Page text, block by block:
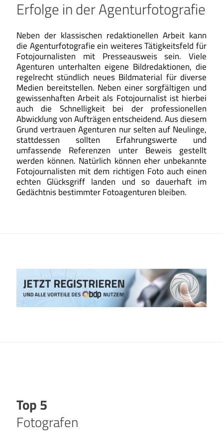
Erfolge in der Agenturfotografie
Neben der klassischen redaktionellen Arbeit kann
die Agenturfotografie ein weiteres Tätigkeitsfeld für
Fotojournalisten mit Presseausweis sein. Viele
Agenturen unterhalten eigene Bildredaktionen, die
regelrecht stündlich neues Bildmaterial für diverse
Medien bereitstellen. Neben einer sorgfältigen und
gewissenhaften Arbeit als Fotojournalist ist hierbei
auch die Schnelligkeit bei der professionellen
Abwicklung von Aufträgen entscheidend. Aus diesem
Grund vertrauen Agenturen nur selten auf Neulinge,
stattdessen sollten Erfahrungswerte und
umfassende Referenzen unter Beweis gestellt
werden können. Natürlich können eher unbekannte
Fotojournalisten mit dem richtigen Foto auch einen
echten Glücksgriff landen und so dauerhaft im
Gedächtnis bestimmter Fotoagenturen bleiben.
Top 5
Fotografen